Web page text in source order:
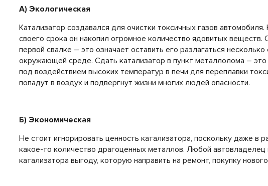
А) Экологическая
Катализатор создавался для очистки токсичных газов
своего срока он накопил огромное количество ядовитых веществ.
первой свалке – это означает оставить его разлагаться
окружающей среде. Сдать катализатор в пункт металлолома – это
под воздействием высоких температур в печи для переплавки
попадут в воздух и подвергнут жизни многих людей опасности.
Б) Экономическая
Не стоит игнорировать ценность катализатора, поскольку даже в
какое-то количество драгоценных металлов. Любой
катализатора выгоду, которую направить на ремонт, покупку